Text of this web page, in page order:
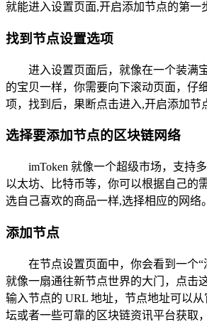
就能进入设置页面,开启添加节点的第一
找到节点设置选项
进入设置页面后，就像在一个装满
的宝贝一样，你需要向下滚动页面，仔
项，找到后，果断点击进入,开启添加节
选择要添加节点的区块链网络
imToken 就像一个超级市场，支持
以太坊、比特币等，你可以根据自己的
选自己喜欢的商品一样,选择相应的网络。
添加节点
在节点设置页面中，你会看到一个
就像一扇通往新节点世界的大门，点击
输入节点的 URL 地址，节点地址可以
坛或者一些可靠的区块链资讯平台获取